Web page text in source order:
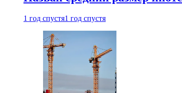
1 год спустя1 год спустя